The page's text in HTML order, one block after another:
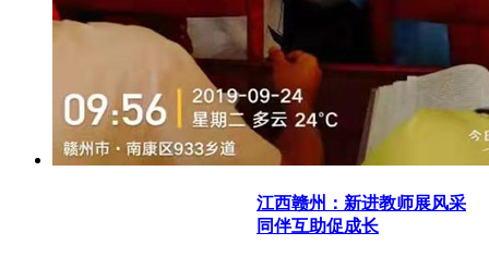
江西赣州：新进教师展风采
同伴互助促成长